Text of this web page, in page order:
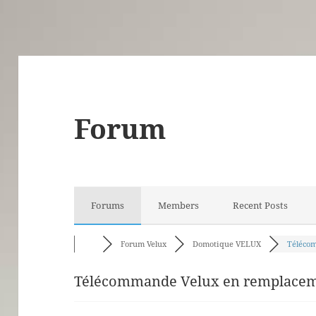
Forum
Forums Members Recent Posts
Forum Velux Domotique VELUX
Télécommande Velux en